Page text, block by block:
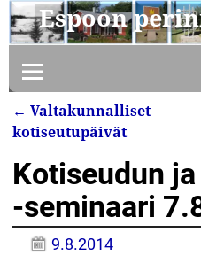
Espoon
Artikkelin
← Valtakunnalliset
kotiseutupäivät
Kotiseudun
-seminaari
9.8.2014